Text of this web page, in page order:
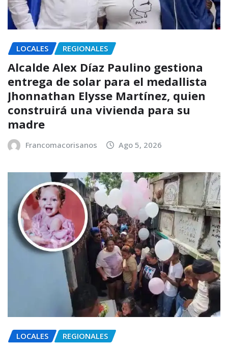
LOCALES REGIONALES
Alcalde Alex Díaz Paulino gestiona
entrega de solar para el medallista
Jhonnathan Elysse Martínez, quien
construirá una vivienda para su
madre
Francomacorisanos Ago 5, 2026
LOCALES REGIONALES